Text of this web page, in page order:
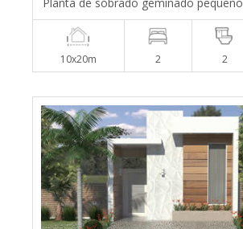
Planta de sobrado geminado pequeno
10x20m 2 2